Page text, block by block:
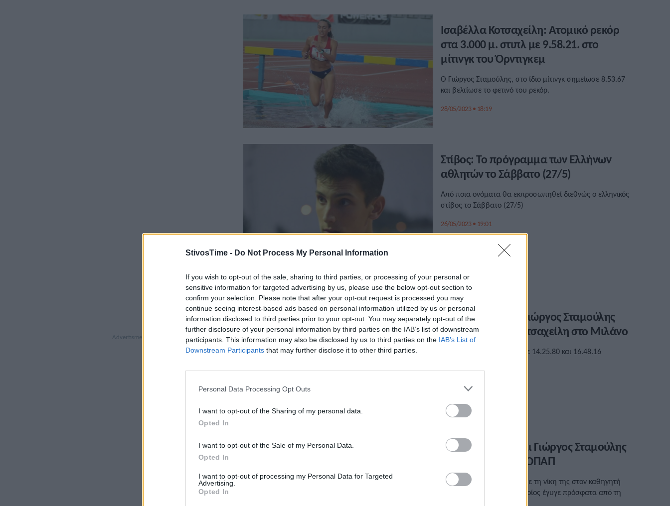
StivosTime - Do Not Process My Personal Information
If you wish to opt-out of the sale, sharing to third parties, or processing of your personal or
sensitive information for targeted advertising by us, please use the below opt-out section to
confirm your selection. Please note that after your opt-out request is processed you may
continue seeing interest-based ads based on personal information utilized by us or personal
information disclosed to third parties prior to your opt-out. You may separately opt-out of the
further disclosure of your personal information by third parties on the IAB’s list of downstream
participants. This information may also be disclosed by us to third parties on the IAB’s List of
Downstream Participants that may further disclose it to other third parties.
Personal Data Processing Opt Outs
I want to opt-out of the Sharing of my personal data.
Opted In
I want to opt-out of the Sale of my Personal Data.
Opted In
I want to opt-out of processing my Personal Data for Targeted
Advertising.
Opted In
Ισαβέλλα Κοτσαχείλη: Ατομικό ρεκόρ
στα 3.000 μ. στιπλ με 9.58.21. στο
μίτινγκ του Όρντιγκεμ
Ο Γιώργος Σταμούλης, στο ίδιο μίτινγκ σημείωσε 8.53.67
και βελτίωσε το φετινό του ρεκόρ.
28/05/2023 • 18:19
Στίβος: Το πρόγραμμα των Ελλήνων
αθλητών το Σάββατο (27/5)
Από ποια ονόματα θα εκπροσωπηθεί διεθνώς ο ελληνικός
στίβος το Σάββατο (27/5)
26/05/2023 • 19:01
Ατομικά ρεκόρ ο Γιώργος Σταμούλης
και η Ισαβέλλα Κοτσαχείλη στο Μιλάνο
Διένυσαν την απόσταση σε 14.25.80 και 16.48.16
Μαρία Κάσσου και Γιώργος Σταμούλης
νικητές στα 5χλμ. ΟΠΑΠ
Η Μαρία Κάσσου αφιέρωσε τη νίκη της στον καθηγητή
τής, Σταύρο Πατέστο, ο οποίος έγυγε πρόσφατα από τη